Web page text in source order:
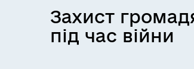
Захист
під час війни